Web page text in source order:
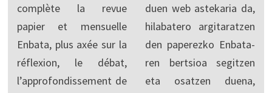
complète la revue
papier et mensuelle
Enbata, plus axée sur la
réflexion, le débat,
l’approfondissement de
duen web astekaria da,
hilabatero argitaratzen
den paperezko Enbata-
ren bertsioa segitzen
eta osatzen duena,